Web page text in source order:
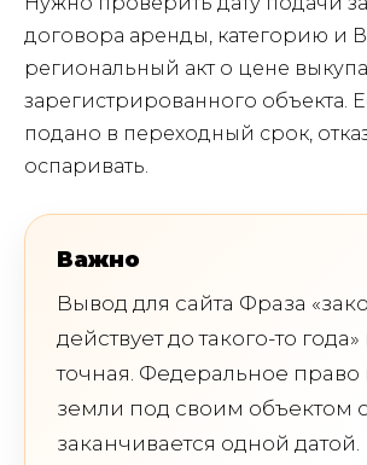
договора аренды, категорию и
региональный акт о цене
зарегистрированного объекта.
подано в переходный срок,
оспаривать.
Важно
Вывод для сайта Фраза
действует до такого-то
точная. Федеральное право
земли под своим объектом
заканчивается одной датой.